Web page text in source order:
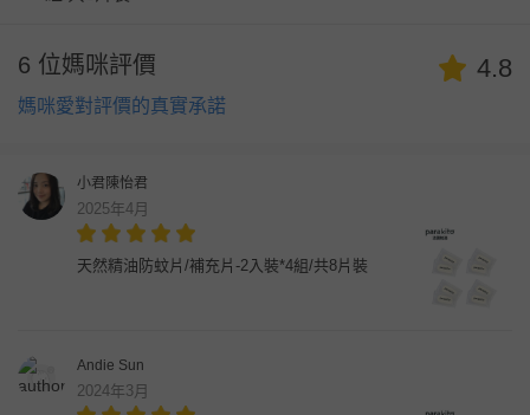
6 位媽咪評價
媽咪愛對評價的真實承諾
4.8
小君陳怡君
2025年4月
天然精油防蚊片/補充片-2入裝*4組/共8片裝
Andie Sun
2024年3月